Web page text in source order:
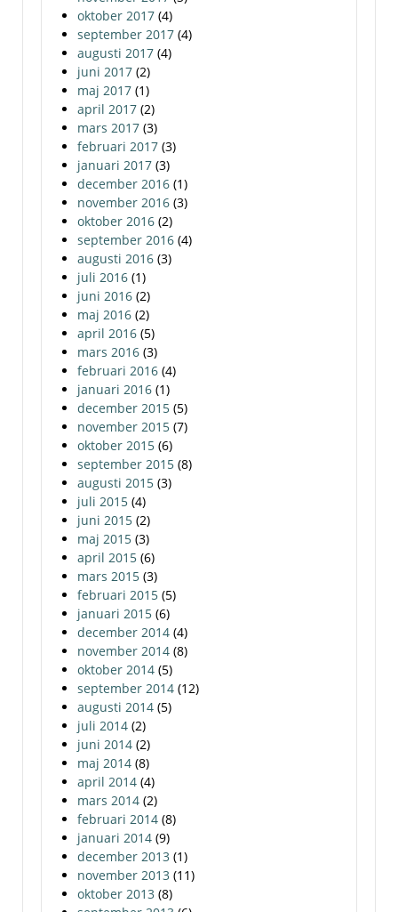
oktober 2017 (4)
september 2017 (4)
augusti 2017 (4)
juni 2017 (2)
maj 2017 (1)
april 2017 (2)
mars 2017 (3)
februari 2017 (3)
januari 2017 (3)
december 2016 (1)
november 2016 (3)
oktober 2016 (2)
september 2016 (4)
augusti 2016 (3)
juli 2016 (1)
juni 2016 (2)
maj 2016 (2)
april 2016 (5)
mars 2016 (3)
februari 2016 (4)
januari 2016 (1)
december 2015 (5)
november 2015 (7)
oktober 2015 (6)
september 2015 (8)
augusti 2015 (3)
juli 2015 (4)
juni 2015 (2)
maj 2015 (3)
april 2015 (6)
mars 2015 (3)
februari 2015 (5)
januari 2015 (6)
december 2014 (4)
november 2014 (8)
oktober 2014 (5)
september 2014 (12)
augusti 2014 (5)
juli 2014 (2)
juni 2014 (2)
maj 2014 (8)
april 2014 (4)
mars 2014 (2)
februari 2014 (8)
januari 2014 (9)
december 2013 (1)
november 2013 (11)
oktober 2013 (8)